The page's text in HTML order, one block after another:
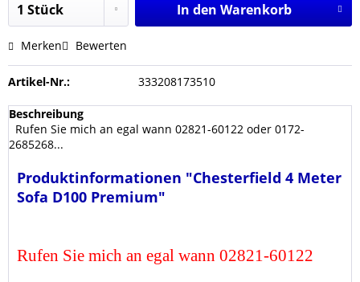
In den Warenkorb
Merken Bewerten
Artikel-Nr.: 333208173510
Beschreibung
Rufen Sie mich an egal wann 02821-60122 oder 0172-
2685268...
Produktinformationen "Chesterfield 4 Meter
Sofa D100 Premium"
Rufen Sie mich an egal wann 02821-60122